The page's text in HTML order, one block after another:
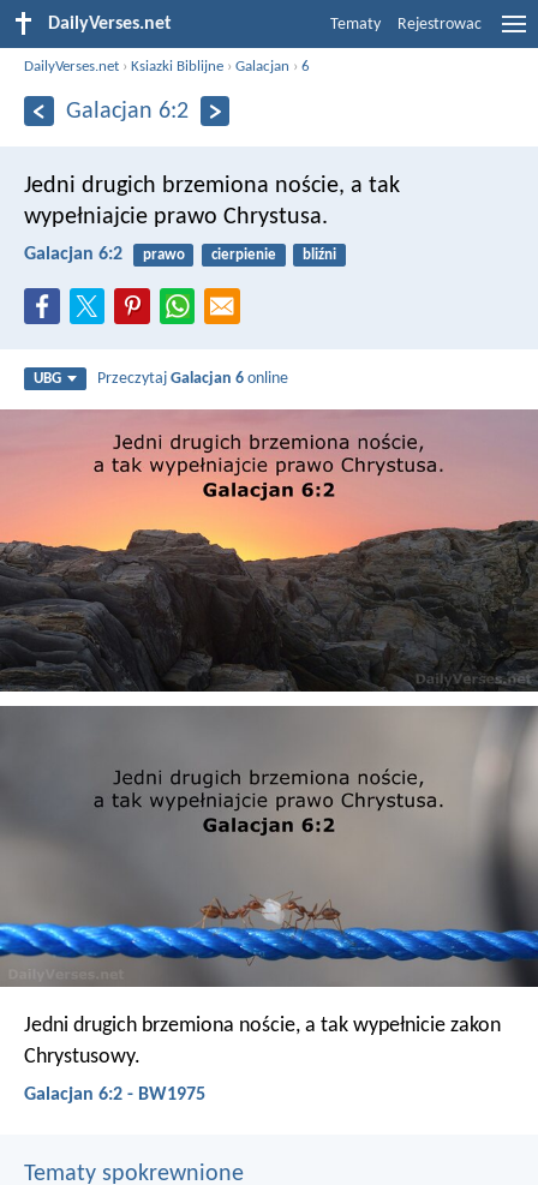
DailyVerses.net Tematy Rejestrowac
DailyVerses.net ›Ksiazki Biblijne ›Galacjan ›6
Galacjan 6:2
Jedni drugich brzemiona noście, a tak
wypełniajcie prawo Chrystusa.
Galacjan 6:2 prawo cierpienie bliźni
UBG PrzeczytajGalacjan 6 online
Jedni drugich brzemiona noście, a tak wypełnicie zakon
Chrystusowy.
Galacjan 6:2 - BW1975
Tematy spokrewnione